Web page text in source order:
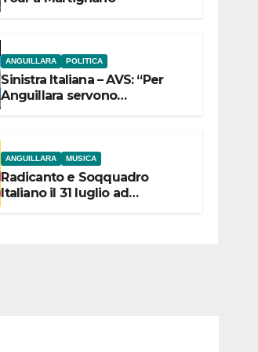
ANGUILLARA POLITICA
Sinistra Italiana – AVS: “Per
Anguillara servono
ANGUILLARA MUSICA
Radicanto e Soqquadro
Italiano il 31 luglio ad